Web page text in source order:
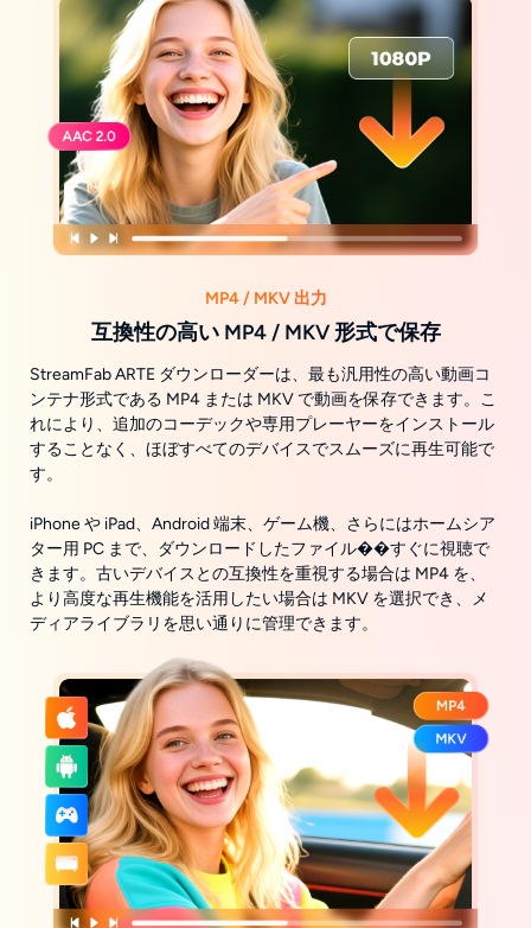
MP4 / MKV 出力
互換性の高い MP4 / MKV 形式で保存
StreamFab ARTE ダウンローダーは、最も汎用性の高い動画コ
ンテナ形式である MP4 または MKV で動画を保存できます。こ
れにより、追加のコーデックや専用プレーヤーをインストール
することなく、ほぼすべてのデバイスでスムーズに再生可能で
す。
iPhone や iPad、Android 端末、ゲーム機、さらにはホームシア
ター用 PC まで、ダウンロードしたファイル��すぐに視聴で
きます。古いデバイスとの互換性を重視する場合は MP4 を、
より高度な再生機能を活用したい場合は MKV を選択でき、メ
ディアライブラリを思い通りに管理できます。